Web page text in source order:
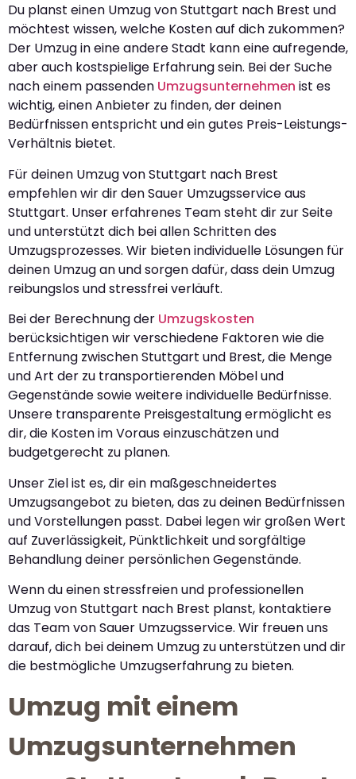
Du planst einen Umzug von Stuttgart nach Brest und
möchtest wissen, welche Kosten auf dich zukommen?
Der Umzug in eine andere Stadt kann eine aufregende,
aber auch kostspielige Erfahrung sein. Bei der Suche
nach einem passenden Umzugsunternehmen ist es
wichtig, einen Anbieter zu finden, der deinen
Bedürfnissen entspricht und ein gutes Preis-Leistungs-
Verhältnis bietet.
Für deinen Umzug von Stuttgart nach Brest
empfehlen wir dir den Sauer Umzugsservice aus
Stuttgart. Unser erfahrenes Team steht dir zur Seite
und unterstützt dich bei allen Schritten des
Umzugsprozesses. Wir bieten individuelle Lösungen für
deinen Umzug an und sorgen dafür, dass dein Umzug
reibungslos und stressfrei verläuft.
Bei der Berechnung der Umzugskosten
berücksichtigen wir verschiedene Faktoren wie die
Entfernung zwischen Stuttgart und Brest, die Menge
und Art der zu transportierenden Möbel und
Gegenstände sowie weitere individuelle Bedürfnisse.
Unsere transparente Preisgestaltung ermöglicht es
dir, die Kosten im Voraus einzuschätzen und
budgetgerecht zu planen.
Unser Ziel ist es, dir ein maßgeschneidertes
Umzugsangebot zu bieten, das zu deinen Bedürfnissen
und Vorstellungen passt. Dabei legen wir großen Wert
auf Zuverlässigkeit, Pünktlichkeit und sorgfältige
Behandlung deiner persönlichen Gegenstände.
Wenn du einen stressfreien und professionellen
Umzug von Stuttgart nach Brest planst, kontaktiere
das Team von Sauer Umzugsservice. Wir freuen uns
darauf, dich bei deinem Umzug zu unterstützen und dir
die bestmögliche Umzugserfahrung zu bieten.
Umzug mit einem
Umzugsunternehmen